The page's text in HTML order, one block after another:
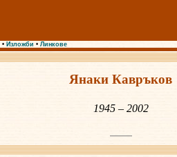
• Изложби • Линкове
Янаки Кавръков
1945 – 2002